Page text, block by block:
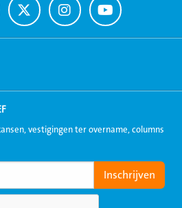
Ga
naar
Twitter
Ga
naar
Instagram
Ga
naar
Youtube
vestigingen ter overname, columns